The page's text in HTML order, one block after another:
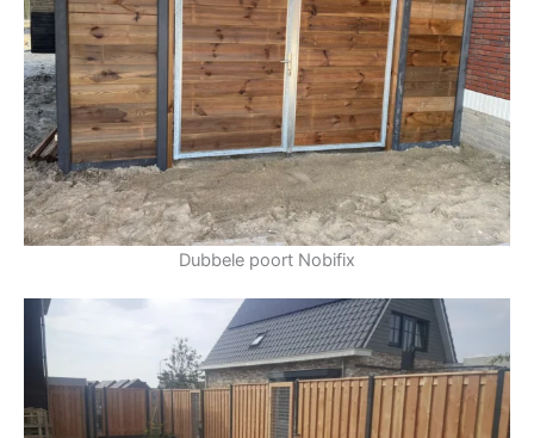
Dubbele poort Nobifix